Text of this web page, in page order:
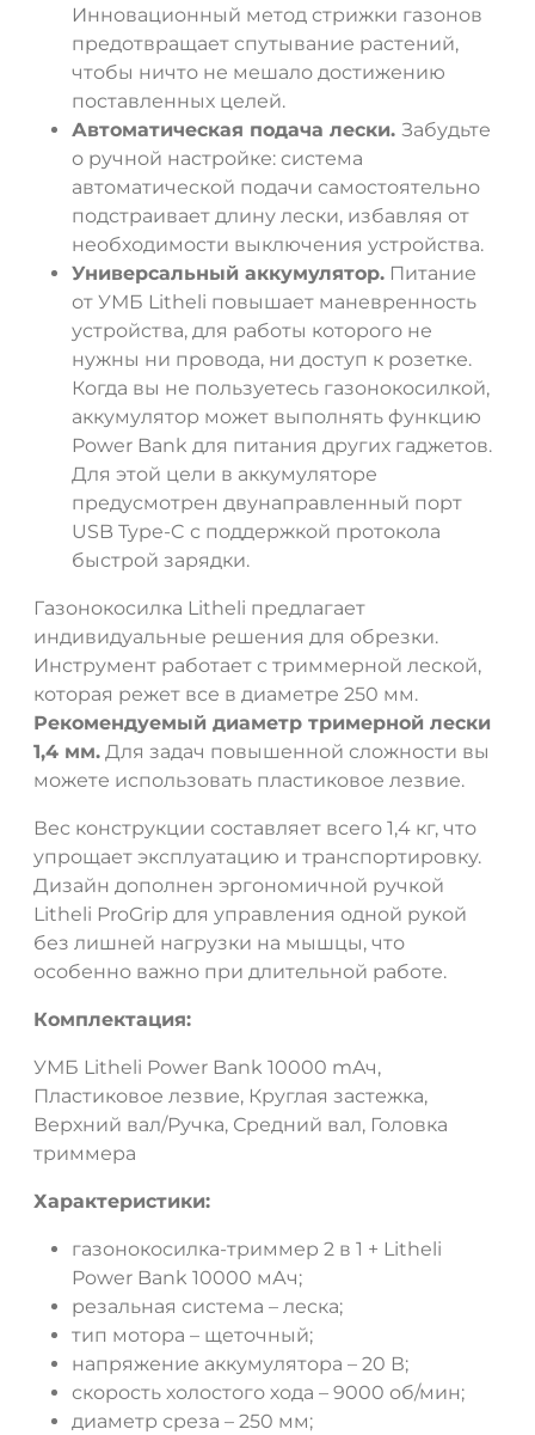
Инновационный метод стрижки газонов
предотвращает спутывание растений,
чтобы ничто не мешало достижению
поставленных целей.
Автоматическая подача лески. Забудьте
о ручной настройке: система
автоматической подачи самостоятельно
подстраивает длину лески, избавляя от
необходимости выключения устройства.
Универсальный аккумулятор. Питание
от УМБ Litheli повышает маневренность
устройства, для работы которого не
нужны ни провода, ни доступ к розетке.
Когда вы не пользуетесь газонокосилкой,
аккумулятор может выполнять функцию
Power Bank для питания других гаджетов.
Для этой цели в аккумуляторе
предусмотрен двунаправленный порт
USB Type-C с поддержкой протокола
быстрой зарядки.
Газонокосилка Litheli предлагает
индивидуальные решения для обрезки.
Инструмент работает с триммерной леской,
которая режет все в диаметре 250 мм.
Рекомендуемый диаметр тримерной лески
1,4 мм. Для задач повышенной сложности вы
можете использовать пластиковое лезвие.
Вес конструкции составляет всего 1,4 кг, что
упрощает эксплуатацию и транспортировку.
Дизайн дополнен эргономичной ручкой
Litheli ProGrip для управления одной рукой
без лишней нагрузки на мышцы, что
особенно важно при длительной работе.
Комплектация:
УМБ Litheli Power Bank 10000 mAч,
Пластиковое лезвие, Круглая застежка,
Верхний вал/Ручка, Средний вал, Головка
триммера
Характеристики:
газонокосилка-триммер 2 в 1 + Litheli
Power Bank 10000 мАч;
резальная система – леска;
тип мотора – щеточный;
напряжение аккумулятора – 20 В;
скорость холостого хода – 9000 об/мин;
диаметр среза – 250 мм;